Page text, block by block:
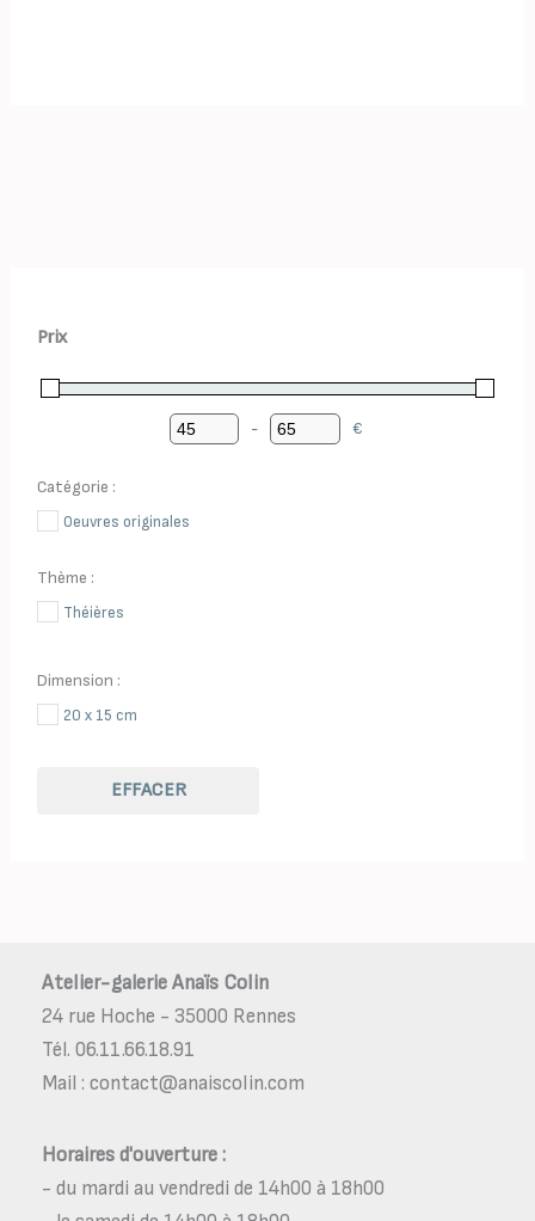
Prix
Minimum Price
-
Maximum Price
€
Catégorie :
Oeuvres originales
Thème :
Théières
Dimension :
20 x 15 cm
EFFACER
Atelier-galerie Anaïs Colin
24 rue Hoche - 35000 Rennes
Tél. 06.11.66.18.91
Mail : contact@anaiscolin.com
Horaires d'ouverture :
- du mardi au vendredi de 14h00 à 18h00